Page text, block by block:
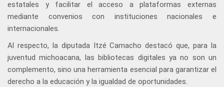
estatales y facilitar el acceso a plataformas externas
mediante convenios con instituciones nacionales e
internacionales.
Al respecto, la diputada Itzé Camacho destacó que, para la
juventud michoacana, las bibliotecas digitales ya no son un
complemento, sino una herramienta esencial para garantizar el
derecho a la educación y la igualdad de oportunidades.